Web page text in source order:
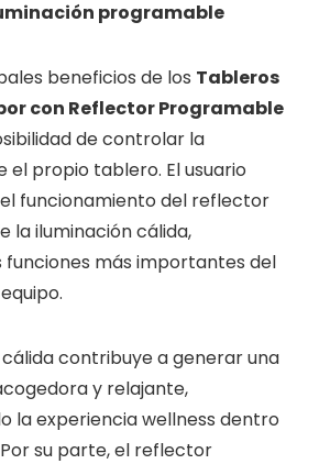
programable
beneficios de los Tableros
con Reflector Programable
de controlar la
el propio tablero. El usuario
funcionamiento del reflector
la iluminación cálida,
más importantes del
cálida contribuye a generar una
y relajante,
la experiencia wellness dentro
su parte, el reflector